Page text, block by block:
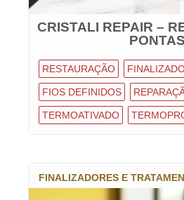
CRISTALI REPAIR –
PONTAS
RESTAURAÇÃO
FIOS DEFINIDOS
TERMOATIVADO
FINALIZADORES E